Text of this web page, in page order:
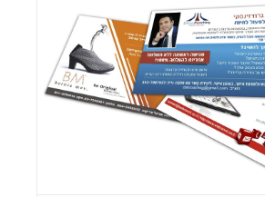
פרטים נוספים